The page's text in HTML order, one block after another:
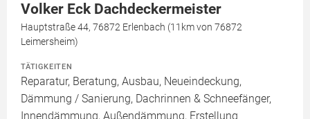
Volker Eck Dachdeckermeister
Hauptstraße 44, 76872 Erlenbach (11km von 76872
Leimersheim)
TÄTIGKEITEN
Reparatur, Beratung, Ausbau, Neueindeckung,
Dämmung / Sanierung, Dachrinnen & Schneefänger,
Innendämmung, Außendämmung, Erstellung